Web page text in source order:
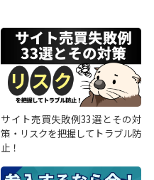
サイト売買失敗例33選とその対
策・リスクを把握してトラブル防
止！